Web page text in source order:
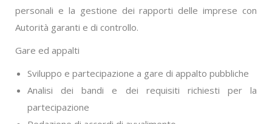
personali e la gestione dei rapporti delle imprese con
Autorità garanti e di controllo.
Gare ed appalti
Sviluppo e partecipazione a gare di appalto pubbliche
Analisi dei bandi e dei requisiti richiesti per la
partecipazione